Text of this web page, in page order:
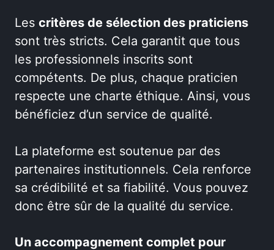
Les critères de sélection des praticiens
sont très stricts. Cela garantit que tous
les professionnels inscrits sont
compétents. De plus, chaque praticien
respecte une charte éthique. Ainsi, vous
bénéficiez d’un service de qualité.
La plateforme est soutenue par des
partenaires institutionnels. Cela renforce
sa crédibilité et sa fiabilité. Vous pouvez
donc être sûr de la qualité du service.
Un accompagnement complet pour